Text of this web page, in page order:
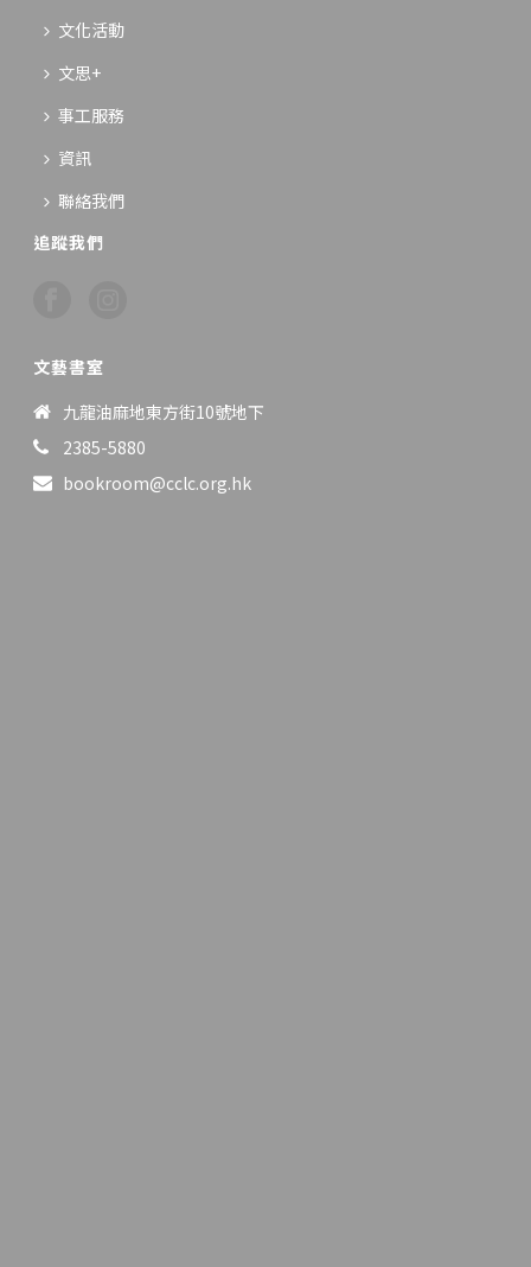
文化活動
文思+
事工服務
資訊
聯絡我們
追蹤我們
文藝書室
九龍油麻地東方街10號地下
2385-5880
bookroom@cclc.org.hk